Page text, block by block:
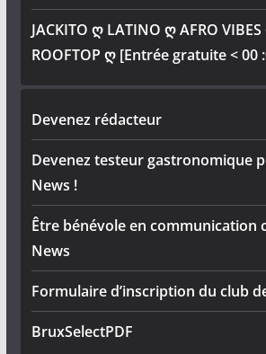
JACKITO ღ LATINO ღ AFRO VIBES
ROOFTOP ღ [Entrée gratuite < 00
Devenez rédacteur
Devenez testeur gastronomique
News !
Être bénévole en communication
News
Formulaire d’inscription du club
BruxSelectPDF